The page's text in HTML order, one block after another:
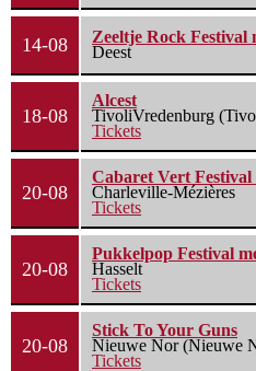
14-08
Zeeltje Rock Festival
Deest
18-08
Alcest
TivoliVredenburg
Tickets
20-08
Cabaret Vert Festival
Charleville-Mézières
Tickets
20-08
Pukkelpop Festival
Hasselt
Tickets
20-08
Stick To Your Guns
Nieuwe Nor (Nieuwe
Tickets